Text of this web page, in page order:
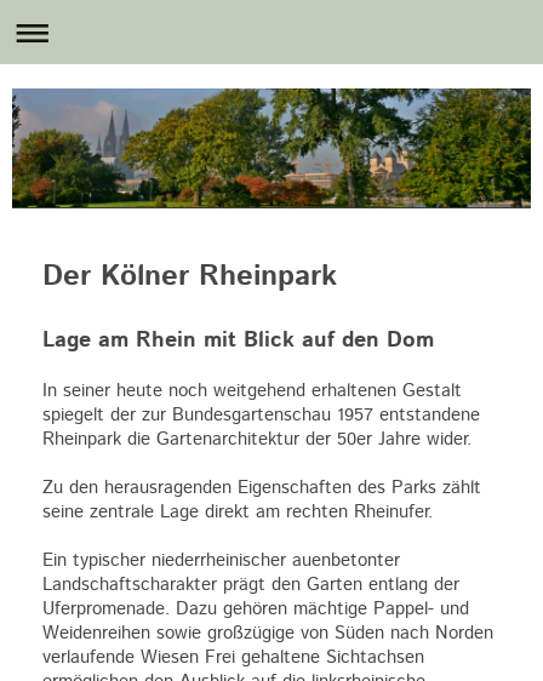
Der Kölner Rheinpark
Lage am Rhein mit Blick auf den Dom
In seiner heute noch weitgehend erhaltenen Gestalt
spiegelt der zur Bundesgartenschau 1957 entstandene
Rheinpark die Gartenarchitektur der 50er Jahre wider.
Zu den herausragenden Eigenschaften des Parks zählt
seine zentrale Lage direkt am rechten Rheinufer.
Ein typischer niederrheinischer auenbetonter
Landschaftscharakter prägt den Garten entlang der
Uferpromenade. Dazu gehören mächtige Pappel- und
Weidenreihen sowie großzügige von Süden nach Norden
verlaufende Wiesen Frei gehaltene Sichtachsen